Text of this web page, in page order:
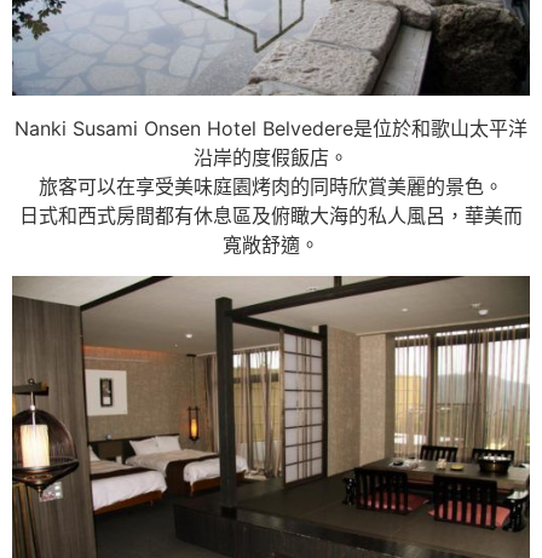
Nanki Susami Onsen Hotel Belvedere是位於和歌山太平洋
沿岸的度假飯店。
旅客可以在享受美味庭園烤肉的同時欣賞美麗的景色。
日式和西式房間都有休息區及俯瞰大海的私人風呂，華美而
寬敞舒適。